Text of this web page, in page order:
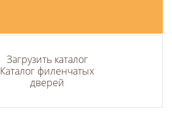
Загрузить каталог
Каталог филенчатых
дверей